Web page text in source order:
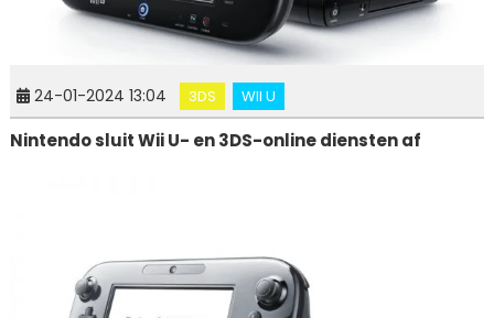
24-01-2024 13:04 3DS WII U
Nintendo sluit Wii U- en 3DS-online diensten af